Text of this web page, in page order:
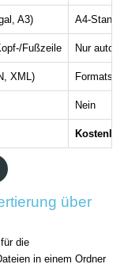
A3) A4-
Fußzeile Nur
XML)
Nein
Kostenlos
über
die
in einem Ordner